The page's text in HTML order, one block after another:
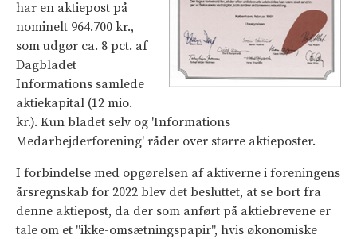
har en aktiepost på
nominelt 964.700 kr.,
som udgør ca. 8 pct. af
Dagbladet
Informations samlede
aktiekapital (12 mio.
kr.). Kun bladet selv og 'Informations
Medarbejderforening' råder over større aktieposter.
I forbindelse med opgørelsen af aktiverne i foreningens
årsregnskab for 2022 blev det besluttet, at se bort fra
denne aktiepost, da der som anført på aktiebrevene er
tale om et "ikke-omsætningspapir", hvis økonomiske